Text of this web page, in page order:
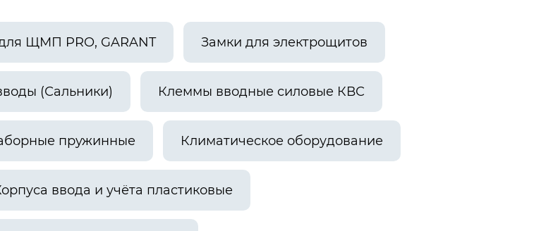
ЩМП PRO, GARANT Замки для электрощитов
(Сальники) Клеммы вводные силовые КВС
пружинные Климатическое оборудование
ввода и учёта пластиковые